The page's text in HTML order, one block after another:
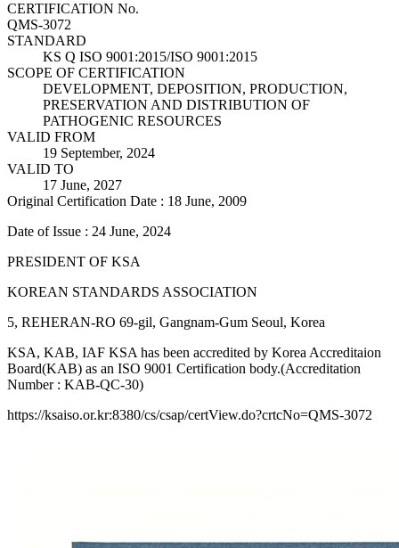
CERTIFICATION No.
QMS-3072
STANDARD
KS Q ISO 9001:2015/ISO 9001:2015
SCOPE OF CERTIFICATION
DEVELOPMENT, DEPOSITION, PRODUCTION,
PRESERVATION AND DISTRIBUTION OF
PATHOGENIC RESOURCES
VALID FROM
19 September, 2024
VALID TO
17 June, 2027
Original Certification Date : 18 June, 2009
Date of Issue : 24 June, 2024
PRESIDENT OF KSA
KOREAN STANDARDS ASSOCIATION
5, REHERAN-RO 69-gil, Gangnam-Gum Seoul, Korea
KSA, KAB, IAF KSA has been accredited by Korea Accreditaion
Board(KAB) as an ISO 9001 Certification body.(Accreditation
Number : KAB-QC-30)
https://ksaiso.or.kr:8380/cs/csap/certView.do?crtcNo=QMS-3072